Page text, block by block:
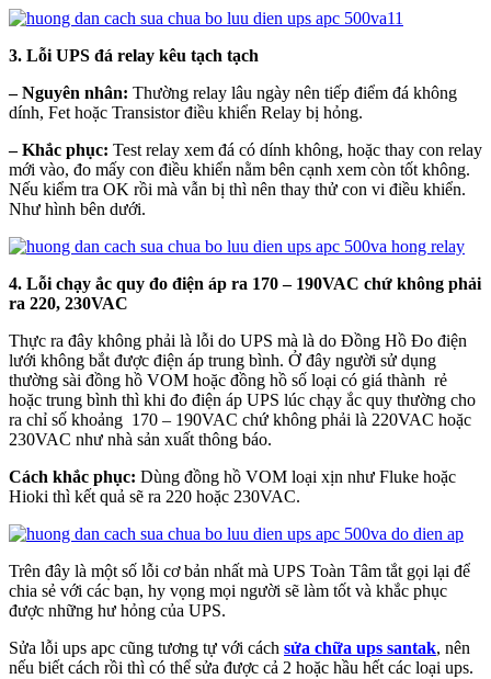
3. Lỗi UPS đá relay kêu tạch tạch
– Nguyên nhân: Thường relay lâu ngày nên tiếp điểm đá không
dính, Fet hoặc Transistor điều khiển Relay bị hỏng.
– Khắc phục: Test relay xem đá có dính không, hoặc thay con relay
mới vào, đo mấy con điều khiển nằm bên cạnh xem còn tốt không.
Nếu kiểm tra OK rồi mà vẫn bị thì nên thay thử con vi điều khiển.
Như hình bên dưới.
4. Lỗi chạy ắc quy đo điện áp ra 170 – 190VAC chứ không phải
ra 220, 230VAC
Thực ra đây không phải là lỗi do UPS mà là do Đồng Hồ Đo điện
lưới không bắt được điện áp trung bình. Ở đây người sử dụng
thường sài đồng hồ VOM hoặc đồng hồ số loại có giá thành rẻ
hoặc trung bình thì khi đo điện áp UPS lúc chạy ắc quy thường cho
ra chỉ số khoảng 170 – 190VAC chứ không phải là 220VAC hoặc
230VAC như nhà sản xuất thông báo.
Cách khắc phục: Dùng đồng hồ VOM loại xịn như Fluke hoặc
Hioki thì kết quả sẽ ra 220 hoặc 230VAC.
Trên đây là một số lỗi cơ bản nhất mà UPS Toàn Tâm tắt gọi lại để
chia sẻ với các bạn, hy vọng mọi người sẽ làm tốt và khắc phục
được những hư hỏng của UPS.
Sửa lỗi ups apc cũng tương tự với cách sửa chữa ups santak, nên
nếu biết cách rồi thì có thể sửa được cả 2 hoặc hầu hết các loại ups.